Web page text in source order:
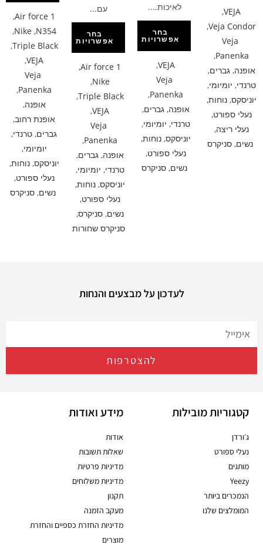
VEJA
,
Veja Condor
,
Veja
Panenka
,
אופנה,גברים,
טרנדי, יומיומי,
יוניסקס,נוחות,
נעלי ספורט,
נעלי ריצה,
נשים, סניקרס
לאיכות....
בחר
אפשרויות
VEJA
,
Veja
Panenka
,
אופנה,גברים,
טרנדי, יומיומי,
יוניסקס,נוחות,
נעלי ספורט,
נשים, סניקרס
עם...
בחר
אפשרויות
Air force 1
,
Nike
,
Triple Black
,
VEJA
,
Veja
Panenka
,
אופנה,גברים,
טרנדי, יומיומי,
יוניסקס,נוחות,
נעלי ספורט,
נשים,סניקרס,
סניקרס שחורות
Air force 1
,
N354
,
Nike
,
Triple Black
,
VEJA
,
Veja
Panenka
,
אופנה,
אופנת רחוב,
גברים, טרנדי,
יומיומי,
יוניסקס,נוחות,
נעלי ספורט,
נשים, סניקרס
לעדכון על מבצעים והנחות
להצטרפות
קטגוריות מובילות
ג׳ורדן
נעלי ספורט
מותגים
Yeezy
הנמכרים ביותר
המומלצים שלנו
מידע ואודות
אודות
שאלות תשובות
מדיניות פרטיות
מדיניות משלוחים
תקנון
מעקב הזמנה
מדיניות החזרת כספיים והחזרת
מוצרים